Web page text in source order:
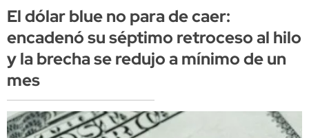
El dólar blue no para de caer:
encadenó su séptimo retroceso al hilo
y la brecha se redujo a mínimo de un
mes